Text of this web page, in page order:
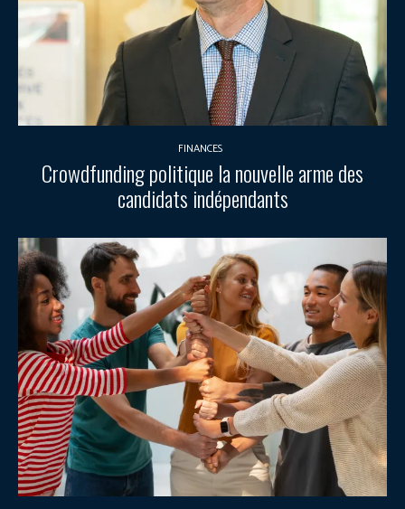
FINANCES
Crowdfunding politique la nouvelle arme des
candidats indépendants